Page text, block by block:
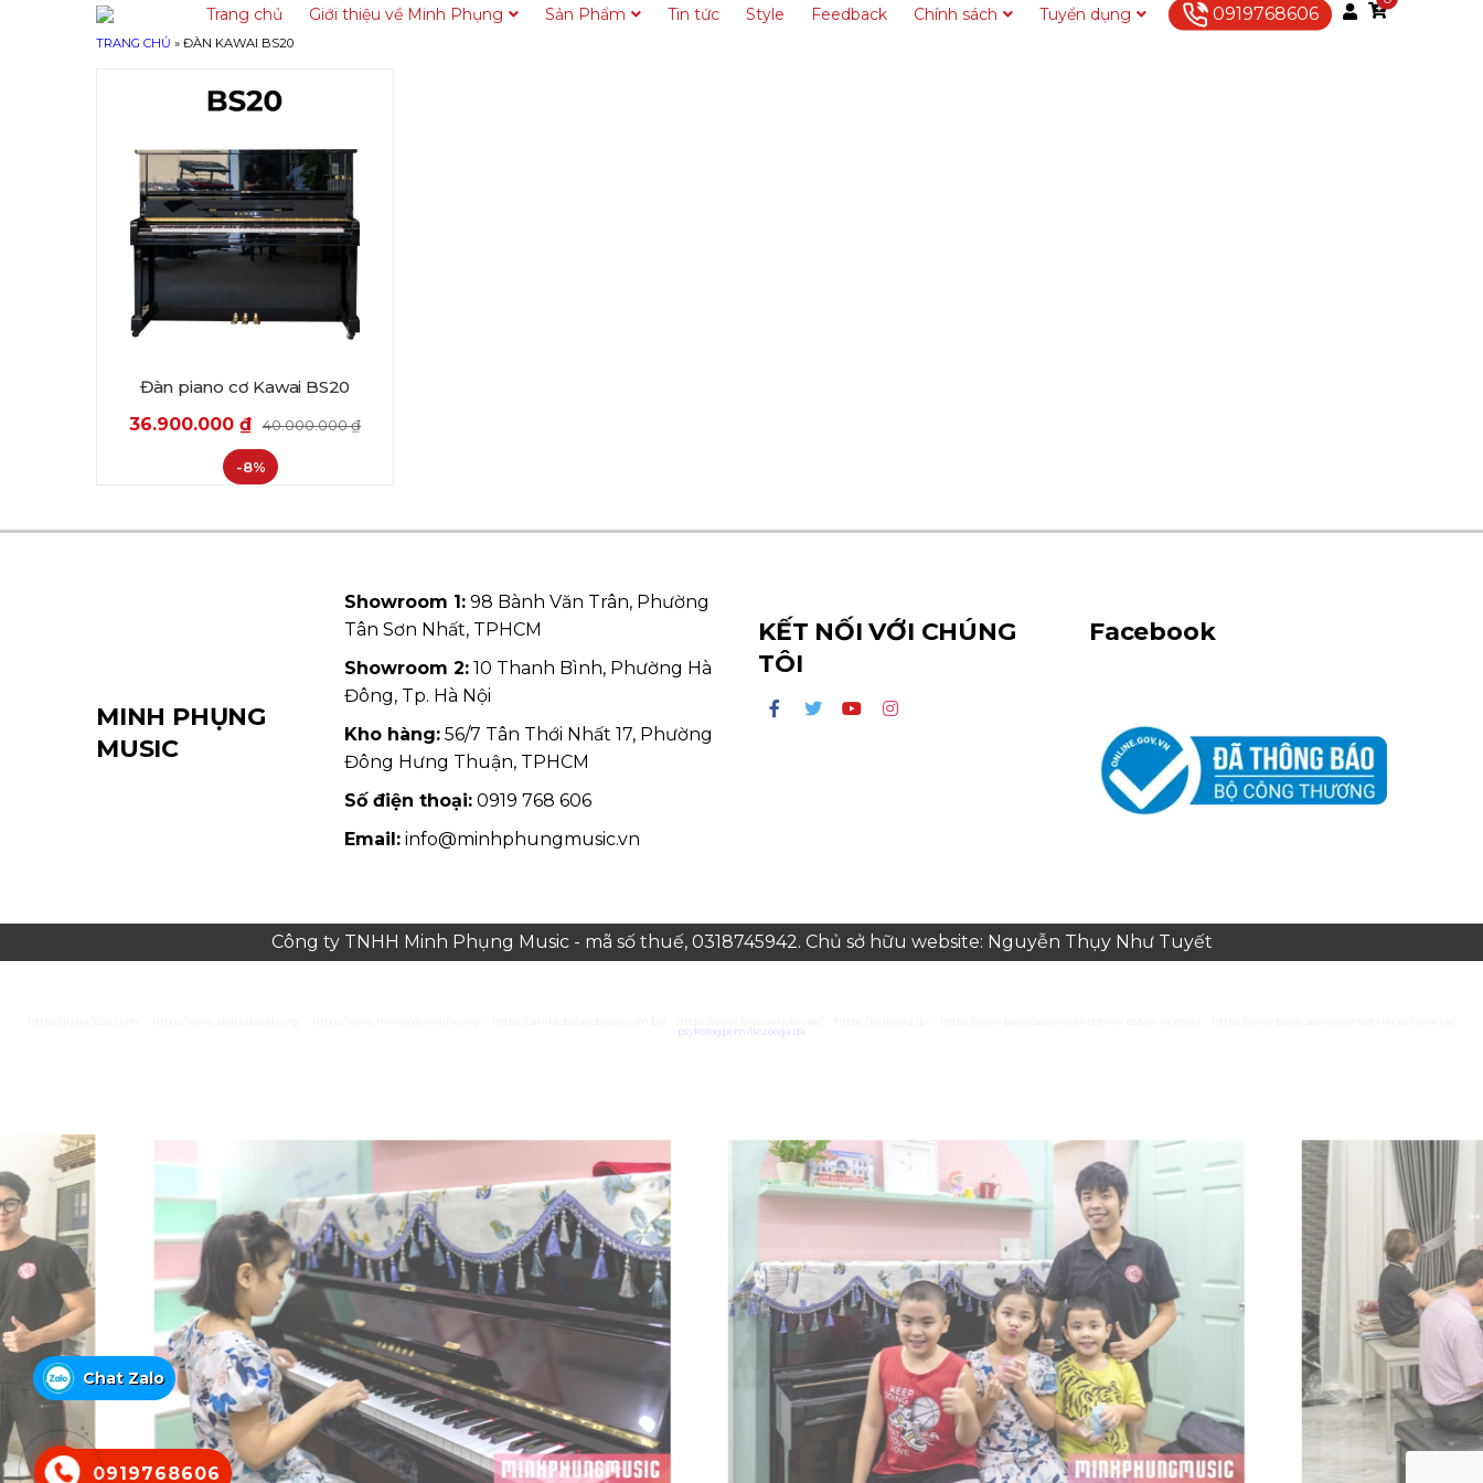
Trang chủ Giới thiệu về Minh Phụng Sản Phẩm Tin tức Style Feedback Chính sách Tuyển dụng Liên hệ0919768606
TRANG CHỦ » ĐÀN KAWAI BS20
Đàn piano cơ Kawai BS20
36.900.000 ₫ 40.000.000₫
-8%
MINH PHỤNG
MUSIC
Showroom 1: 98 Bành Văn Trân, Phường
Tân Sơn Nhất, TPHCM
Showroom 2: 10 Thanh Bình, Phường Hà
Đông, Tp. Hà Nội
Kho hàng: 56/7 Tân Thới Nhất 17, Phường
Đông Hưng Thuận, TPHCM
Số điện thoại: 0919 768 606
Email: info@minhphungmusic.vn
KẾT NỐI VỚI CHÚNG
TÔI
Facebook
Công ty TNHH Minh Phụng Music - mã số thuế, 0318745942. Chủ sở hữu website: Nguyễn Thụy Như Tuyết
0919768606
Chat Zalo
psykologpernillezoega.dk